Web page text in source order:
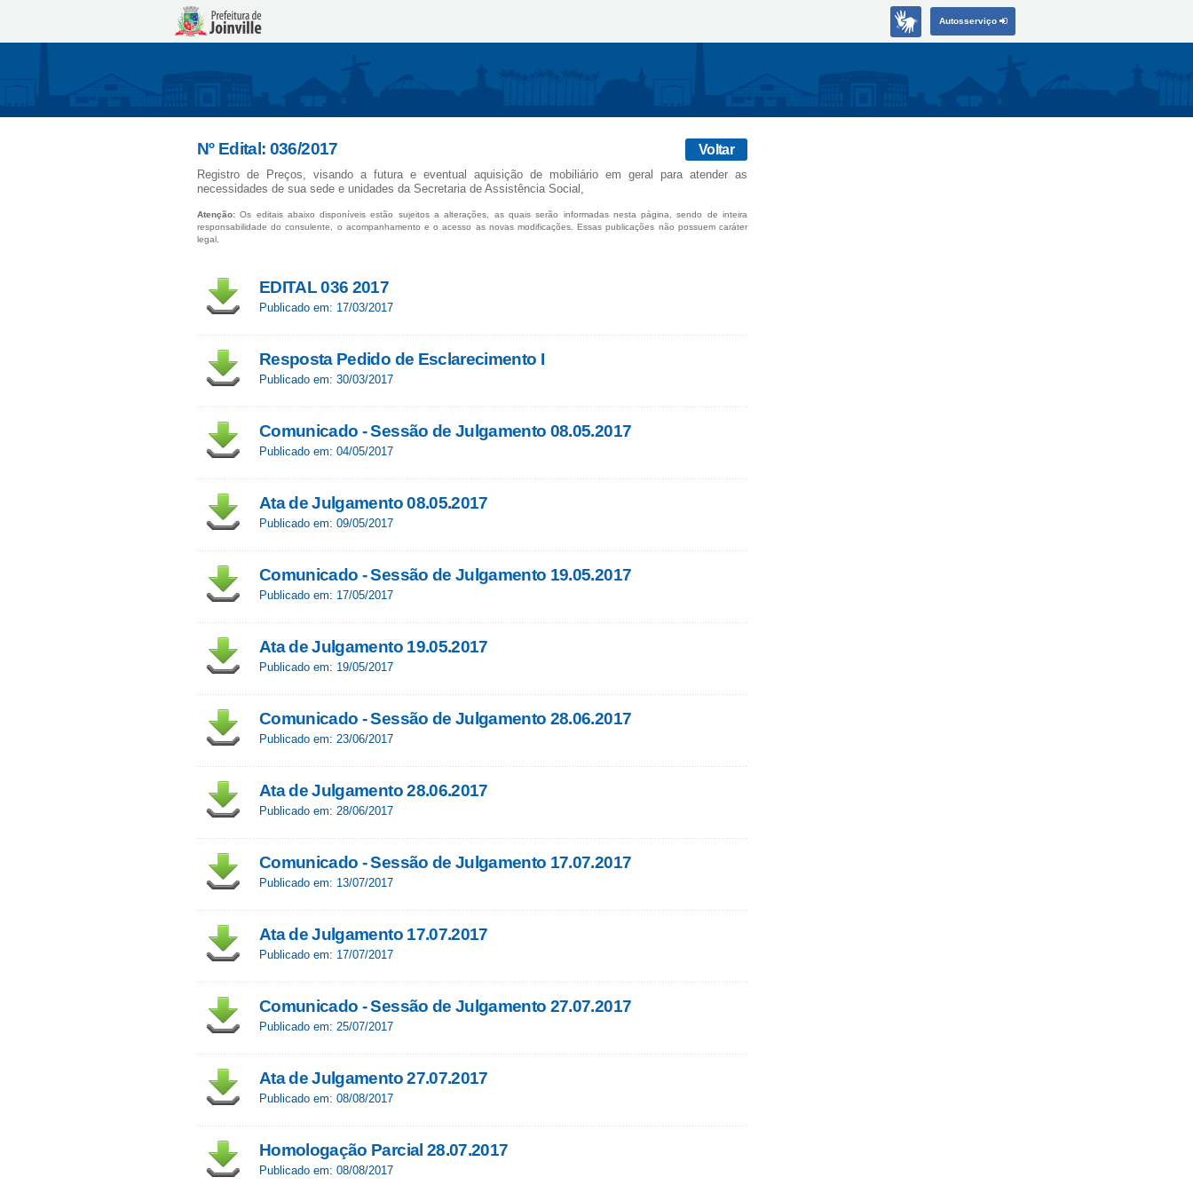
Autosserviço
Nº Edital: 036/2017 Voltar
Registro de Preços, visando a futura e eventual aquisição de mobiliário em geral para atender as
necessidades de sua sede e unidades da Secretaria de Assistência Social,
Atenção: Os editais abaixo disponíveis estão sujeitos a alterações, as quais serão informadas nesta página, sendo de inteira
responsabilidade do consulente, o acompanhamento e o acesso as novas modificações. Essas publicações não possuem caráter
legal.
EDITAL 036 2017
Publicado em: 17/03/2017
Resposta Pedido de Esclarecimento I
Publicado em: 30/03/2017
Comunicado - Sessão de Julgamento 08.05.2017
Publicado em: 04/05/2017
Ata de Julgamento 08.05.2017
Publicado em: 09/05/2017
Comunicado - Sessão de Julgamento 19.05.2017
Publicado em: 17/05/2017
Ata de Julgamento 19.05.2017
Publicado em: 19/05/2017
Comunicado - Sessão de Julgamento 28.06.2017
Publicado em: 23/06/2017
Ata de Julgamento 28.06.2017
Publicado em: 28/06/2017
Comunicado - Sessão de Julgamento 17.07.2017
Publicado em: 13/07/2017
Ata de Julgamento 17.07.2017
Publicado em: 17/07/2017
Comunicado - Sessão de Julgamento 27.07.2017
Publicado em: 25/07/2017
Ata de Julgamento 27.07.2017
Publicado em: 08/08/2017
Homologação Parcial 28.07.2017
Publicado em: 08/08/2017